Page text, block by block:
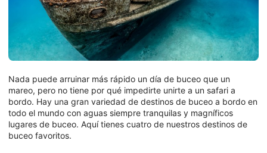
Nada puede arruinar más rápido un día de buceo que un
mareo, pero no tiene por qué impedirte unirte a un safari a
bordo. Hay una gran variedad de destinos de buceo a bordo en
todo el mundo con aguas siempre tranquilas y magníficos
lugares de buceo. Aquí tienes cuatro de nuestros destinos de
buceo favoritos.